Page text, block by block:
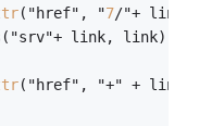
("href", "7/"+ link);
link, link);
("href", "+" + link);